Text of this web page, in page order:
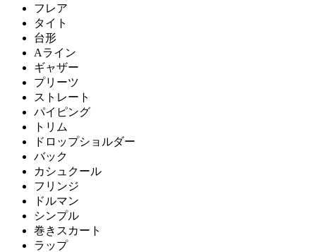
フレア
タイト
台形
Aライン
ギャザー
プリーツ
ストレート
パイピング
トリム
ドロップショルダー
バック
カシュクール
フリンジ
ドルマン
シンプル
巻きスカート
ラップ